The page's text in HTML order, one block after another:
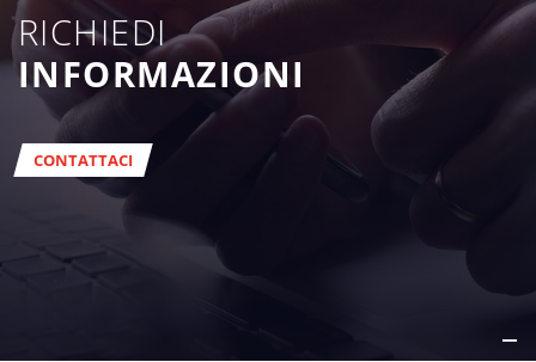
RICHIEDI
INFORMAZIONI
CONTATTACI